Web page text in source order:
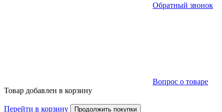
Обратный звонок
Вопрос о товаре
Товар добавлен в корзину
Перейти в корзину Продолжить покупки